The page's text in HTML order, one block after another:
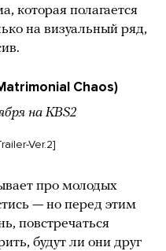
которая полагается
на визуальный ряд,
Chaos)
на KBS2
Ver.2]
про молодых
— но перед этим
повстречаться
будут ли они друг